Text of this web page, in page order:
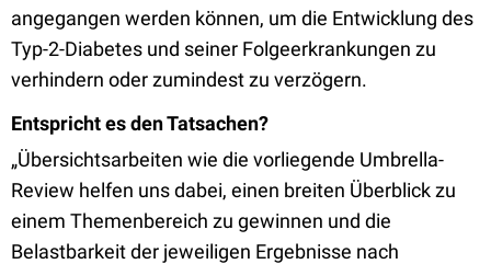
angegangen werden können, um die Entwicklung des
Typ-2-Diabetes und seiner Folgeerkrankungen zu
verhindern oder zumindest zu verzögern.
Entspricht es den Tatsachen?
„Übersichtsarbeiten wie die vorliegende Umbrella-
Review helfen uns dabei, einen breiten Überblick zu
einem Themenbereich zu gewinnen und die
Belastbarkeit der jeweiligen Ergebnisse nach